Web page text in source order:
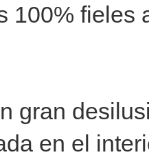
100% fieles
gran
en el